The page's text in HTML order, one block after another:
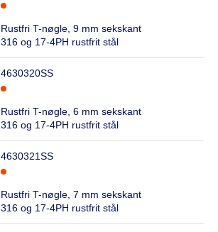
Rustfri T-nøgle, 9 mm sekskant
316 og 17-4PH rustfrit stål
4630320SS
Rustfri T-nøgle, 6 mm sekskant
316 og 17-4PH rustfrit stål
4630321SS
Rustfri T-nøgle, 7 mm sekskant
316 og 17-4PH rustfrit stål